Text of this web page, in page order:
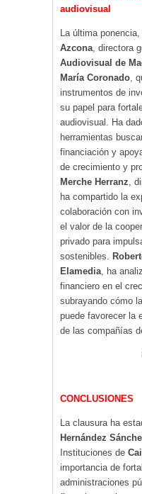
audiovisual
La última
Azcona , directora
Audiovisual de
María Coronado ,
instrumentos de
su papel para
audiovisual. Ha
herramientas
financiación y
de crecimiento y
Merche Herranz ,
ha compartido la
colaboración con
el valor de la
privado para
sostenibles.
Elamedia , ha
financiero en el
subrayando cómo
puede favorecer la
de las compañías
CONCLUSIONES
La clausura ha
Hernández
Instituciones de
importancia de
administraciones